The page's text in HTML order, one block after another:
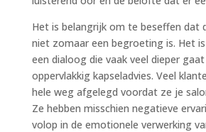
Het is belangrijk om te beseffen dat
niet zomaar een begroeting is. Het
een dialoog die vaak veel dieper
oppervlakkig kapseladvies. Veel
hele weg afgelegd voordat ze je
Ze hebben misschien negatieve
volop in de emotionele verwerking